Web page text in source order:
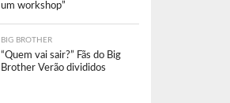
um workshop”
BIG BROTHER
“Quem vai sair?” Fãs do Big
Brother Verão divididos